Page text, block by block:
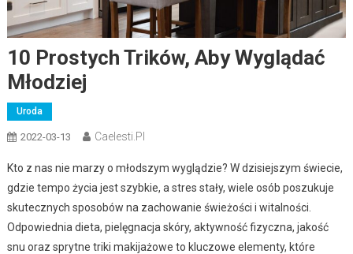
10 Prostych Trików, Aby Wyglądać
Młodziej
Uroda
2022-03-13 Caelesti.pl
Kto z nas nie marzy o młodszym wyglądzie? W dzisiejszym świecie,
gdzie tempo życia jest szybkie, a stres stały, wiele osób poszukuje
skutecznych sposobów na zachowanie świeżości i witalności.
Odpowiednia dieta, pielęgnacja skóry, aktywność fizyczna, jakość
snu oraz sprytne triki makijażowe to kluczowe elementy, które